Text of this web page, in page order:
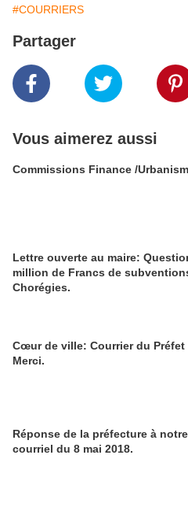
#COURRIERS
Partager
Vous aimerez aussi
Commissions Finance /
Lettre ouverte au maire:
million de Francs de
Chorégies.
Cœur de ville: Courrier du Préfet
Merci.
Réponse de la préfecture à notre
courriel du 8 mai 2018.